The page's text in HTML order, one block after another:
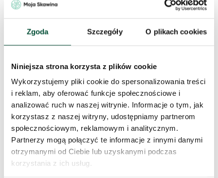
Zgoda Szczegóły O plikach cookies
Niniejsza strona korzysta z plików cookie
Wykorzystujemy pliki cookie do spersonalizowania treści
i reklam, aby oferować funkcje społecznościowe i
analizować ruch w naszej witrynie. Informacje o tym, jak
korzystasz z naszej witryny, udostępniamy partnerom
społecznościowym, reklamowym i analitycznym.
Partnerzy mogą połączyć te informacje z innymi danymi
otrzymanymi od Ciebie lub uzyskanymi podczas
korzystania z ich usług.
Zapytaj o to
mieszkanie
Skorzystaj z formularza i przekaż naszym doradcom prośbę o
kontakt w sprawie tego mieszkania.
Skontaktujemy się w przeciągu 1 dnia roboczego.
Imię i nazwisko